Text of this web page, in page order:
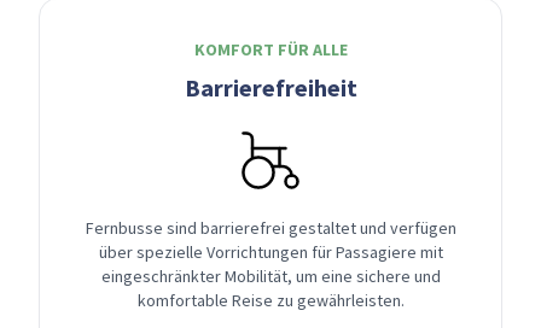
KOMFORT FÜR ALLE
Barrierefreiheit
Fernbusse sind barrierefrei gestaltet und verfügen
über spezielle Vorrichtungen für Passagiere mit
eingeschränkter Mobilität, um eine sichere und
komfortable Reise zu gewährleisten.